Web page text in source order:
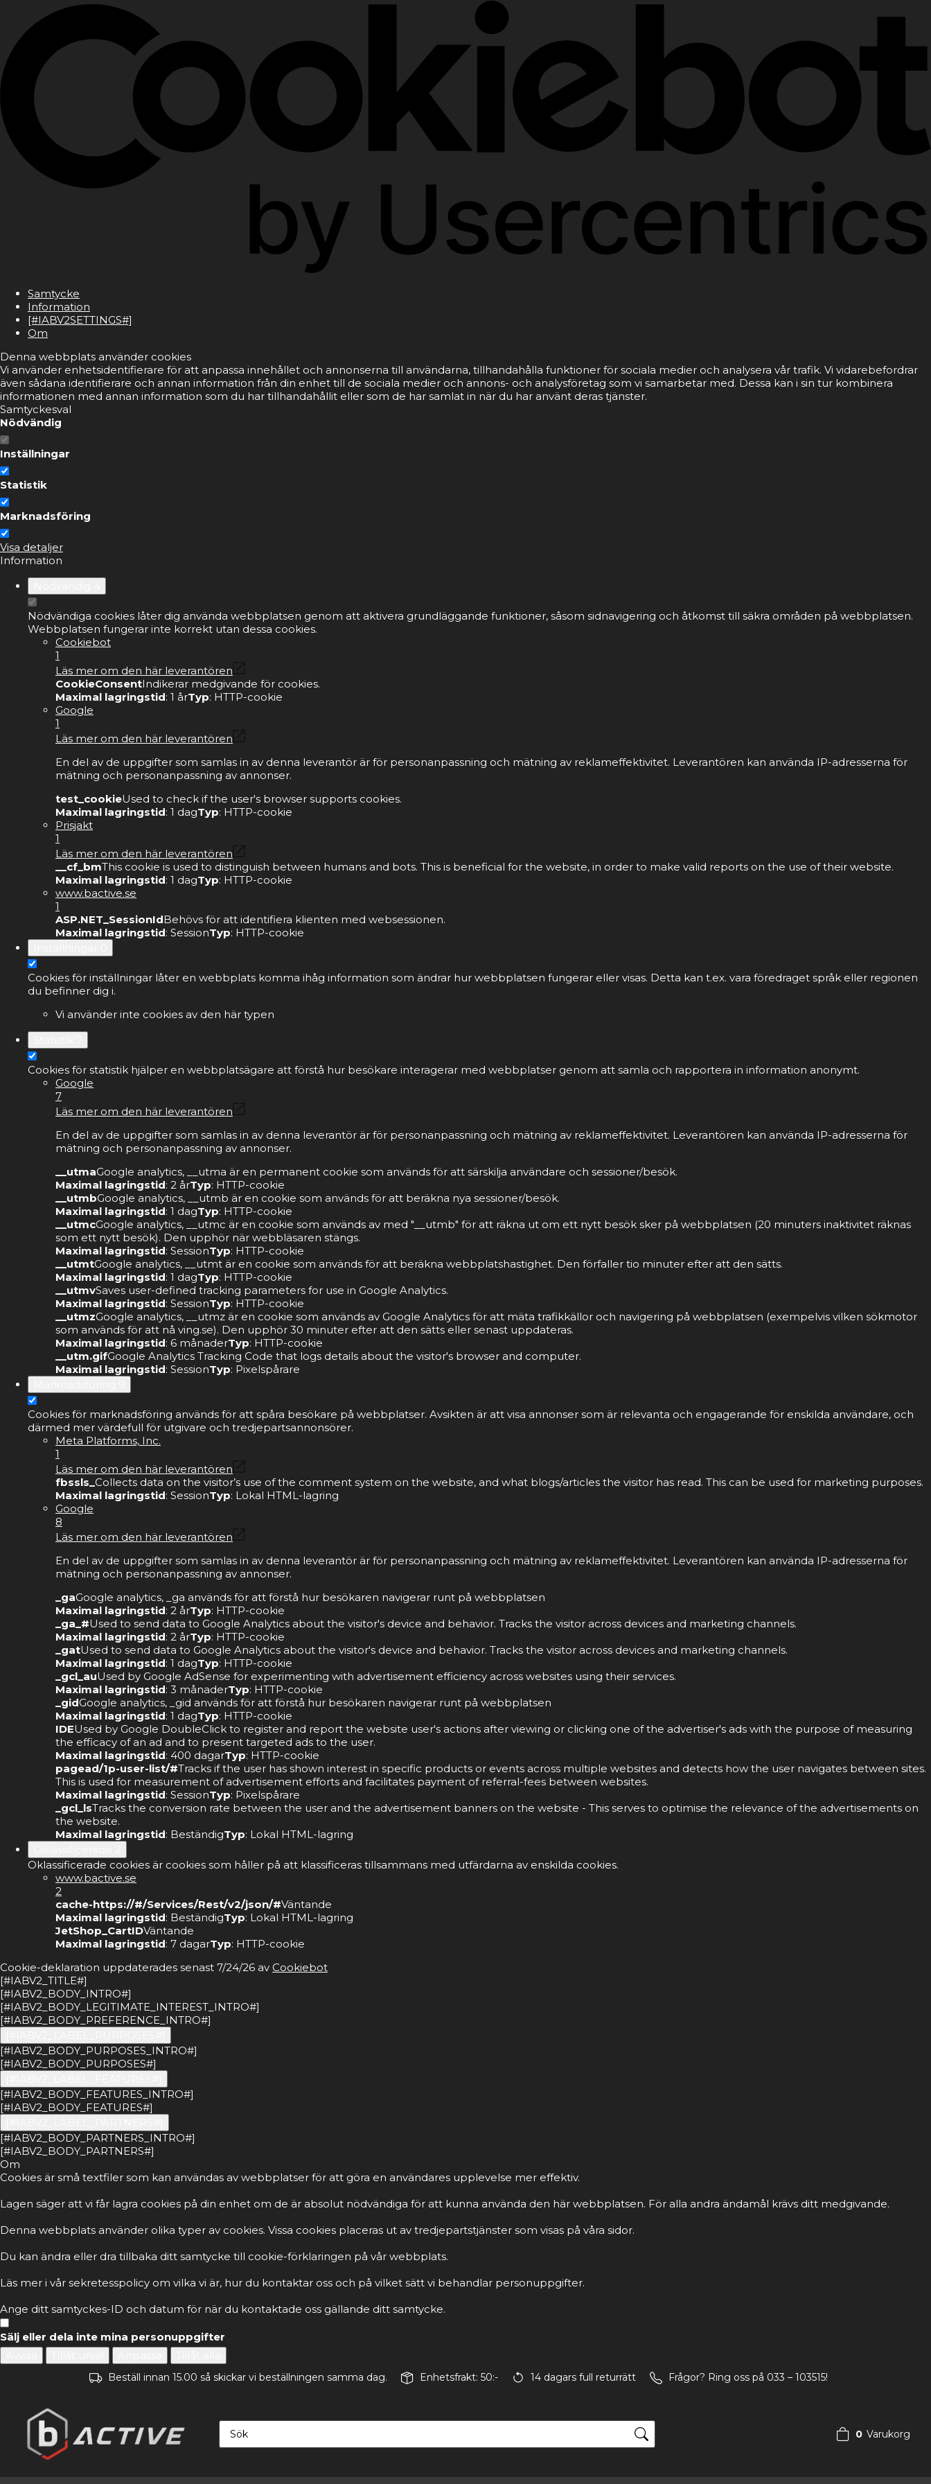
Samtycke
Information
[#IABV2SETTINGS#]
Om
Denna webbplats använder cookies
Vi använder enhetsidentifierare för att anpassa innehållet och annonserna till användarna, tillhandahålla funktioner för sociala medier och analysera vår trafik. Vi vidarebefordrar
även sådana identifierare och annan information från din enhet till de sociala medier och annons- och analysföretag som vi samarbetar med. Dessa kan i sin tur kombinera
informationen med annan information som du har tillhandahållit eller som de har samlat in när du har använt deras tjänster.
Samtyckesval
Nödvändig
Inställningar
Statistik
Marknadsföring
Visa detaljer
Information
Nödvändiga cookies låter dig använda webbplatsen genom att aktivera grundläggande funktioner, såsom sidnavigering och åtkomst till säkra områden på webbplatsen.
Webbplatsen fungerar inte korrekt utan dessa cookies.
Cookiebot
1
Läs mer om den här leverantören
CookieConsentIndikerar medgivande för cookies.
Maximal lagringstid: 1 årTyp: HTTP-cookie
Google
1
Läs mer om den här leverantören
En del av de uppgifter som samlas in av denna leverantör är för personanpassning och mätning av reklameffektivitet. Leverantören kan använda IP-adresserna för
mätning och personanpassning av annonser.
test_cookieUsed to check if the user's browser supports cookies.
Maximal lagringstid: 1 dagTyp: HTTP-cookie
Prisjakt
1
Läs mer om den här leverantören
__cf_bmThis cookie is used to distinguish between humans and bots. This is beneficial for the website, in order to make valid reports on the use of their website.
Maximal lagringstid: 1 dagTyp: HTTP-cookie
www.bactive.se
1
ASP.NET_SessionIdBehövs för att identifiera klienten med websessionen.
Maximal lagringstid: SessionTyp: HTTP-cookie
Cookies för inställningar låter en webbplats komma ihåg information som ändrar hur webbplatsen fungerar eller visas. Detta kan t.ex. vara föredraget språk eller regionen
du befinner dig i.
Vi använder inte cookies av den här typen
Cookies för statistik hjälper en webbplatsägare att förstå hur besökare interagerar med webbplatser genom att samla och rapportera in information anonymt.
Google
7
Läs mer om den här leverantören
En del av de uppgifter som samlas in av denna leverantör är för personanpassning och mätning av reklameffektivitet. Leverantören kan använda IP-adresserna för
mätning och personanpassning av annonser.
__utmaGoogle analytics, __utma är en permanent cookie som används för att särskilja användare och sessioner/besök.
Maximal lagringstid: 2 årTyp: HTTP-cookie
__utmbGoogle analytics, __utmb är en cookie som används för att beräkna nya sessioner/besök.
Maximal lagringstid: 1 dagTyp: HTTP-cookie
__utmcGoogle analytics, __utmc är en cookie som används av med "__utmb" för att räkna ut om ett nytt besök sker på webbplatsen (20 minuters inaktivitet räknas
som ett nytt besök). Den upphör när webbläsaren stängs.
Maximal lagringstid: SessionTyp: HTTP-cookie
__utmtGoogle analytics, __utmt är en cookie som används för att beräkna webbplatshastighet. Den förfaller tio minuter efter att den sätts.
Maximal lagringstid: 1 dagTyp: HTTP-cookie
__utmvSaves user-defined tracking parameters for use in Google Analytics.
Maximal lagringstid: SessionTyp: HTTP-cookie
__utmzGoogle analytics, __utmz är en cookie som används av Google Analytics för att mäta trafikkällor och navigering på webbplatsen (exempelvis vilken sökmotor
som används för att nå ving.se). Den upphör 30 minuter efter att den sätts eller senast uppdateras.
Maximal lagringstid: 6 månaderTyp: HTTP-cookie
__utm.gifGoogle Analytics Tracking Code that logs details about the visitor's browser and computer.
Maximal lagringstid: SessionTyp: Pixelspårare
Cookies för marknadsföring används för att spåra besökare på webbplatser. Avsikten är att visa annonser som är relevanta och engagerande för enskilda användare, och
därmed mer värdefull för utgivare och tredjepartsannonsörer.
Meta Platforms, Inc.
1
Läs mer om den här leverantören
fbssls_Collects data on the visitor’s use of the comment system on the website, and what blogs/articles the visitor has read. This can be used for marketing purposes.
Maximal lagringstid: SessionTyp: Lokal HTML-lagring
Google
8
Läs mer om den här leverantören
En del av de uppgifter som samlas in av denna leverantör är för personanpassning och mätning av reklameffektivitet. Leverantören kan använda IP-adresserna för
mätning och personanpassning av annonser.
_gaGoogle analytics, _ga används för att förstå hur besökaren navigerar runt på webbplatsen
Maximal lagringstid: 2 årTyp: HTTP-cookie
_ga_#Used to send data to Google Analytics about the visitor's device and behavior. Tracks the visitor across devices and marketing channels.
Maximal lagringstid: 2 årTyp: HTTP-cookie
_gatUsed to send data to Google Analytics about the visitor's device and behavior. Tracks the visitor across devices and marketing channels.
Maximal lagringstid: 1 dagTyp: HTTP-cookie
_gcl_auUsed by Google AdSense for experimenting with advertisement efficiency across websites using their services.
Maximal lagringstid: 3 månaderTyp: HTTP-cookie
_gidGoogle analytics, _gid används för att förstå hur besökaren navigerar runt på webbplatsen
Maximal lagringstid: 1 dagTyp: HTTP-cookie
IDEUsed by Google DoubleClick to register and report the website user's actions after viewing or clicking one of the advertiser's ads with the purpose of measuring
the efficacy of an ad and to present targeted ads to the user.
Maximal lagringstid: 400 dagarTyp: HTTP-cookie
pagead/1p-user-list/#Tracks if the user has shown interest in specific products or events across multiple websites and detects how the user navigates between sites.
This is used for measurement of advertisement efforts and facilitates payment of referral-fees between websites.
Maximal lagringstid: SessionTyp: Pixelspårare
_gcl_lsTracks the conversion rate between the user and the advertisement banners on the website - This serves to optimise the relevance of the advertisements on
the website.
Maximal lagringstid: BeständigTyp: Lokal HTML-lagring
Oklassificerade cookies är cookies som håller på att klassificeras tillsammans med utfärdarna av enskilda cookies.
www.bactive.se
2
cache-https://#/Services/Rest/v2/json/#Väntande
Maximal lagringstid: BeständigTyp: Lokal HTML-lagring
JetShop_CartIDVäntande
Maximal lagringstid: 7 dagarTyp: HTTP-cookie
Cookie-deklaration uppdaterades senast 7/24/26 av Cookiebot
[#IABV2_TITLE#]
[#IABV2_BODY_INTRO#]
[#IABV2_BODY_LEGITIMATE_INTEREST_INTRO#]
[#IABV2_BODY_PREFERENCE_INTRO#]
[#IABV2_BODY_PURPOSES_INTRO#]
[#IABV2_BODY_PURPOSES#]
[#IABV2_BODY_FEATURES_INTRO#]
[#IABV2_BODY_FEATURES#]
[#IABV2_BODY_PARTNERS_INTRO#]
[#IABV2_BODY_PARTNERS#]
Om
Cookies är små textfiler som kan användas av webbplatser för att göra en användares upplevelse mer effektiv.
Lagen säger att vi får lagra cookies på din enhet om de är absolut nödvändiga för att kunna använda den här webbplatsen. För alla andra ändamål krävs ditt medgivande.
Denna webbplats använder olika typer av cookies. Vissa cookies placeras ut av tredjepartstjänster som visas på våra sidor.
Du kan ändra eller dra tillbaka ditt samtycke till cookie-förklaringen på vår webbplats.
Läs mer i vår sekretesspolicy om vilka vi är, hur du kontaktar oss och på vilket sätt vi behandlar personuppgifter.
Ange ditt samtyckes-ID och datum för när du kontaktade oss gällande ditt samtycke.
Sälj eller dela inte mina personuppgifter
Beställ innan 15.00 så skickar vi beställningen samma dag. Enhetsfrakt: 50:- 14 dagars full returrätt Frågor? Ring oss på 033 – 103515!
0 Varukorg